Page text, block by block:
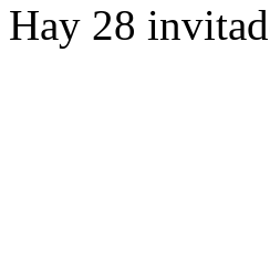
Hay 28